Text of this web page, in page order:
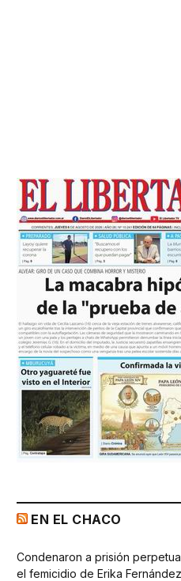
EN EL CHACO
Condenaron a prisión
el femicidio de Erika Fernández